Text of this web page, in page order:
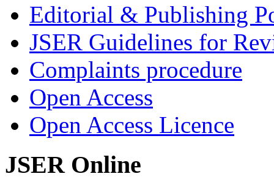
Editorial & Publishing
JSER Guidelines for
Complaints procedure
Open Access
Open Access Licence
JSER Online